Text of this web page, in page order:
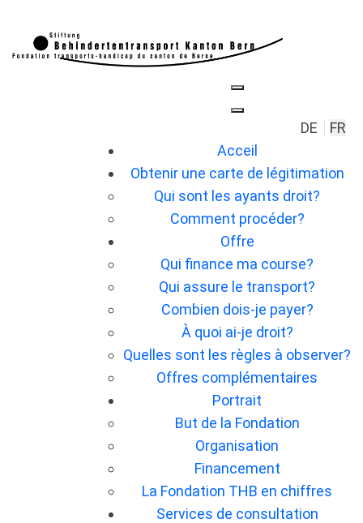
DE
FR
Acceil
Obtenir une carte de légitimation
Qui sont les ayants droit?
Comment procéder?
Offre
Qui finance ma course?
Qui assure le transport?
Combien dois-je payer?
À quoi ai-je droit?
Quelles sont les règles à observer?
Offres complémentaires
Portrait
But de la Fondation
Organisation
Financement
La Fondation THB en chiffres
Services de consultation